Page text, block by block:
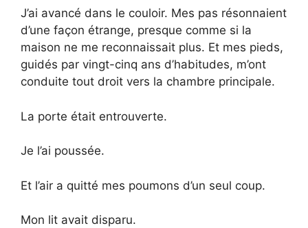
J’ai avancé dans le couloir. Mes pas résonnaient
d’une façon étrange, presque comme si la
maison ne me reconnaissait plus. Et mes pieds,
guidés par vingt-cinq ans d’habitudes, m’ont
conduite tout droit vers la chambre principale.
La porte était entrouverte.
Je l’ai poussée.
Et l’air a quitté mes poumons d’un seul coup.
Mon lit avait disparu.